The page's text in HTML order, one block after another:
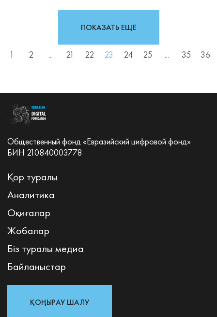
1 2 ... 21 22 23 24 25 ... 35 36
ПОКАЗАТЬ ЕЩЁ
Общественный фонд «Евразийский цифровой фонд»
БИН 210840003778
Қор туралы
Аналитика
Оқиғалар
Жобалар
Біз туралы медиа
Байланыстар
ҚОҢЫРАУ ШАЛУ